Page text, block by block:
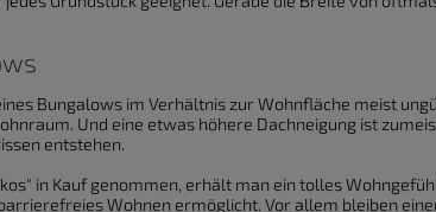
Bungalows im Verhältnis zur Wohnfläche meist
Und eine etwas höhere Dachneigung ist
entstehen.
in Kauf genommen, erhält man ein tolles
Wohnen ermöglicht. Vor allem bleiben